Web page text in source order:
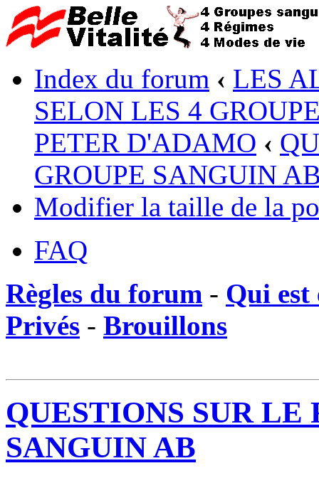
Index du forum ‹ LES
SELON LES 4
PETER D'ADAMO ‹
GROUPE SANGUIN
Modifier la taille de la
FAQ
Règles du forum - Qui est
Privés - Brouillons
QUESTIONS SUR LE
SANGUIN AB